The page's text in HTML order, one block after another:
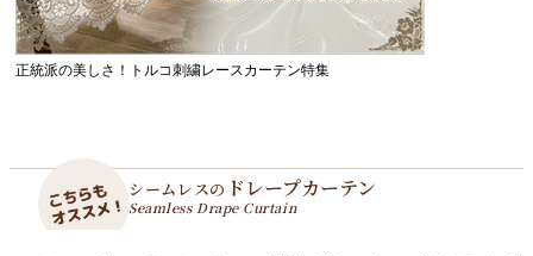
正統派の美しさ！トルコ刺繍レースカーテン特集
シームレスの ドレープカーテン
Seamless Drape Curtain